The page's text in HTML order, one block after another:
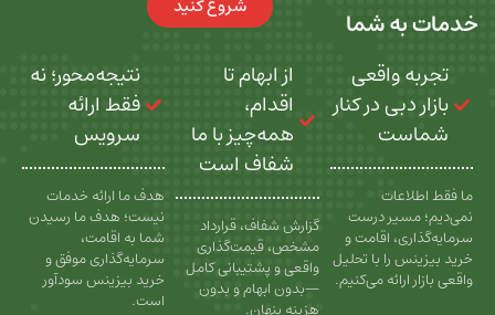
شما
شروع کنید
واقعی
در کنار
درست
اقامت و
با تحلیل
می‌کنیم.
از ابهام تا
اقدام،
همه‌چیز با ما
شفاف است
گزارش شفاف، قرارداد
مشخص، قیمت‌گذاری
واقعی و پشتیبانی کامل
—بدون ابهام و بدون
نتیجه‌محور؛ نه
فقط ارائه
سرویس
هدف ما ارائه خدمات
نیست؛ هدف ما رسیدن
شما به اقامت،
سرمایه‌گذاری موفق و
خرید بیزینس سودآور
است.